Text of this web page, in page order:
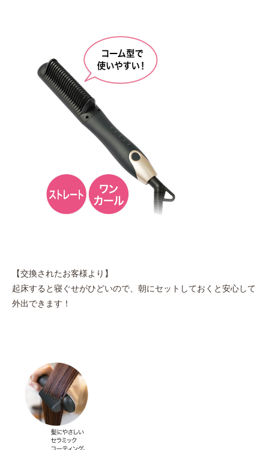
【交換されたお客様より】
起床すると寝ぐせがひどいので、朝にセットしておくと安心して
外出できます！